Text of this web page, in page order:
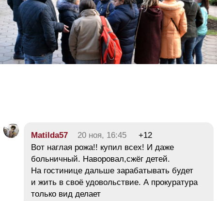
Matilda57 20 ноя, 16:45
+12
Вот наглая рожа!! купил всех! И даже
больничный. Наворовал,сжёг детей.
На гостинице дальше зарабатывать будет
и жить в своё удовольствие. А прокуратура
только вид делает